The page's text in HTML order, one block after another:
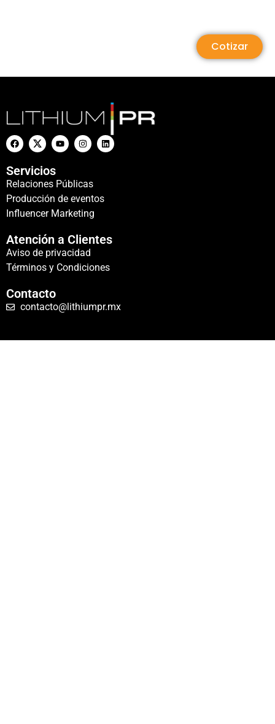
Cotizar
Servicios
Relaciones Públicas
Producción de eventos
Influencer Marketing
Atención a Clientes
Aviso de privacidad
Términos y Condiciones
Contacto
contacto@lithiumpr.mx